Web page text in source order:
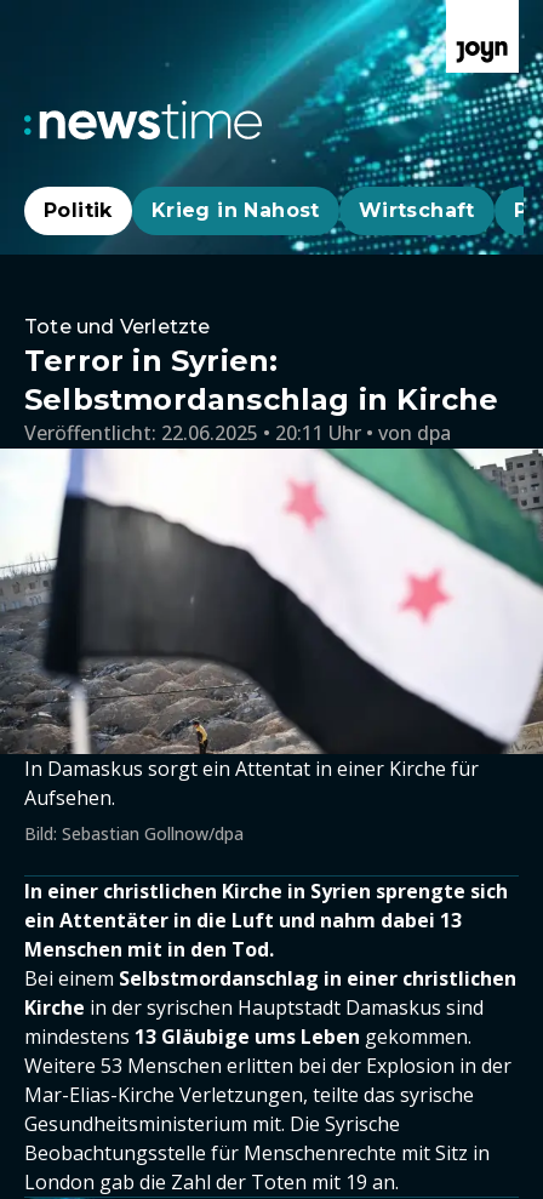
Politik Krieg in Nahost Wirtschaft
Tote und Verletzte
Terror in Syrien:
Selbstmordanschlag in Kirche
Veröffentlicht: 22.06.2025 • 20:11 Uhr von dpa
In Damaskus sorgt ein Attentat in einer Kirche für
Aufsehen.
Bild: Sebastian Gollnow/dpa
In einer christlichen Kirche in Syrien sprengte sich
ein Attentäter in die Luft und nahm dabei 13
Menschen mit in den Tod.
Bei einem Selbstmordanschlag in einer christlichen
Kirche in der syrischen Hauptstadt Damaskus sind
mindestens 13 Gläubige ums Leben gekommen.
Weitere 53 Menschen erlitten bei der Explosion in der
Mar-Elias-Kirche Verletzungen, teilte das syrische
Gesundheitsministerium mit. Die Syrische
Beobachtungsstelle für Menschenrechte mit Sitz in
London gab die Zahl der Toten mit 19 an.